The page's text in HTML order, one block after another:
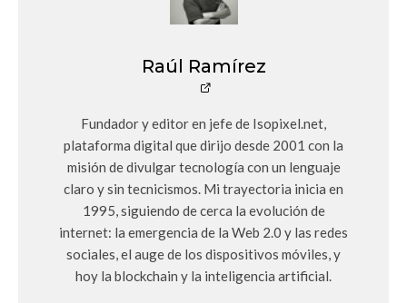
Raúl Ramírez
Fundador y editor en jefe de Isopixel.net,
plataforma digital que dirijo desde 2001 con la
misión de divulgar tecnología con un lenguaje
claro y sin tecnicismos. Mi trayectoria inicia en
1995, siguiendo de cerca la evolución de
internet: la emergencia de la Web 2.0 y las redes
sociales, el auge de los dispositivos móviles, y
hoy la blockchain y la inteligencia artificial.